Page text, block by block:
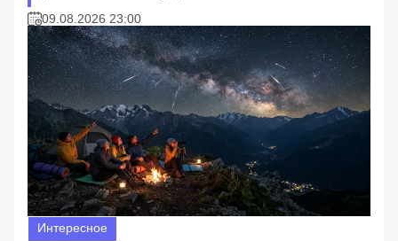
09.08.2026 23:00
Интересное